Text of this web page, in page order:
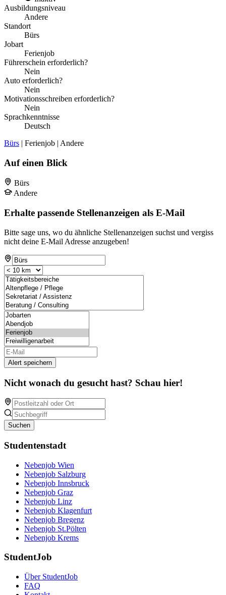
Ausbildungsniveau
Andere
Standort
Bürs
Jobart
Ferienjob
Führerschein erforderlich?
Nein
Auto erforderlich?
Nein
Motivationsschreiben erforderlich?
Nein
Sprachkenntnisse
Deutsch
Bürs | Ferienjob | Andere
Auf einen Blick
Bürs
Andere
Erhalte passende Stellenanzeigen als E-Mail
Bitte sage uns, wo du ähnliche Stellenanzeigen suchst und vergiss
nicht deine E-Mail Adresse anzugeben!
Alert speichern
Nicht wonach du gesucht hast? Schau hier!
Suchen
Studentenstadt
Nebenjob Wien
Nebenjob Salzburg
Nebenjob Innsbruck
Nebenjob Graz
Nebenjob Linz
Nebenjob Klagenfurt
Nebenjob Bregenz
Nebenjob St.Pölten
Nebenjob Krems
StudentJob
Über StudentJob
FAQ